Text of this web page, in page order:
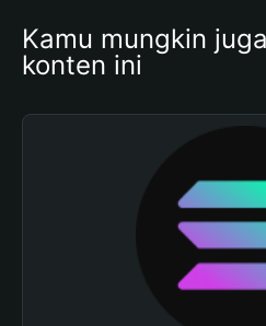
Kamu mungkin
konten ini